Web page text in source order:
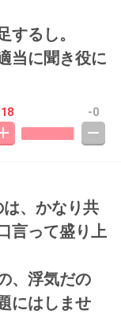
するし。
当に聞き役に
-0
、かなり共
言って盛り上
、浮気だの
にはしませ